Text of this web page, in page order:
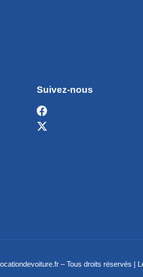
Suivez-nous
– Tous droits réservés |